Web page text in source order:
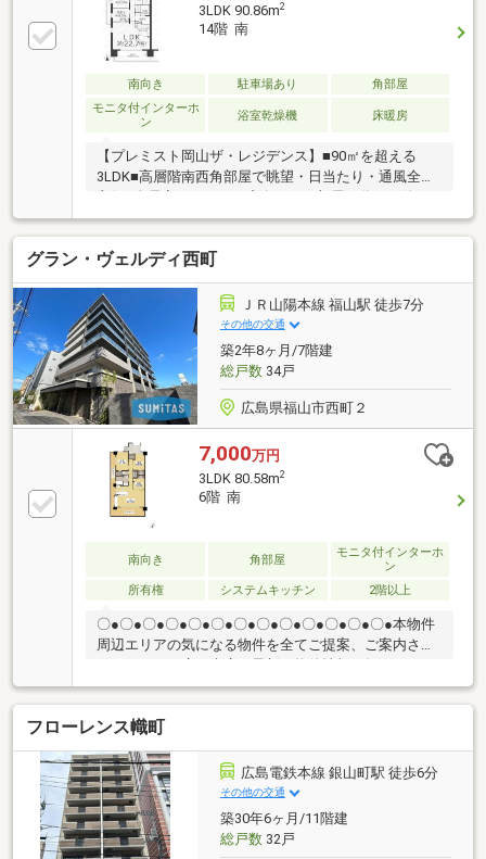
3LDK 90.86m2
14階 南
南向き 駐車場あり
角部屋
モニタ付インターホ
ン
浴室乾燥機 床暖房
【プレミスト岡山ザ・レジデンス】■90㎡を超える
3LDK■高層階南西角部屋で眺望・日当たり・通風全て
やすいです■浴室乾燥・暖房・涼風・湯はり・追い炊
き・保温設備完備■キッチン設備ディスポーザー（生
ごみ処理機）食器洗い乾燥機■リビング一体の床暖房
設備有り■機械式駐車場で空き有（2026年7月現在）■
居住者様の使える共用スタディスペース有り■宿泊で
きるゲストルーム有り（利用料有り）■食事もできる
コミュニティルーム有り（利用料有り）■JR岡山駅徒
歩約6分■イオンモール岡山・ハピーズ昭和町店徒歩圏
内■空き部屋となっております
グラン・ヴェルディ西町
ＪＲ山陽本線 福山駅 徒歩7分
その他の交通
築2年8ヶ月/7階建
総戸数34戸
広島県福山市西町２
7,000万円
3LDK 80.58m2
6階 南
南向き 角部屋
モニタ付インターホ
ン
所有権
システムキッチン 2階以上
〇●〇●〇●〇●〇●〇●〇●〇●〇●〇●〇●〇●〇●本物件
周辺エリアの気になる物件を全てご提案、ご案内させ
まとめて物件見学ができる見学ツアーは【その場確
定！ 見学予約する（無料）からご予約下さい】〇●
〇●〇●〇●〇●〇●〇●〇●〇●〇●〇●〇●〇●◇洗練を極
めた築浅の上質空間・2023年築の築浅分譲！6階南向
き角住戸 ・を基調としたモダン内装に、温かみある
木目調の対面式キッチンが美しく調和 ・34平米超の
広大な2面ワイドバルコニーとフラットに繋がる開放
的な設計・浴室の窓や大容量WIC等、快適性と収納力
を両立
フローレンス幟町
広島電鉄本線 銀山町駅 徒歩6分
その他の交通
築30年6ヶ月/11階建
総戸数32戸